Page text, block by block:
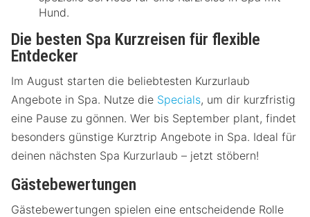
Hund.
Die besten Spa Kurzreisen für flexible
Entdecker
Im August starten die beliebtesten Kurzurlaub
Angebote in Spa. Nutze die Specials, um dir kurzfristig
eine Pause zu gönnen. Wer bis September plant, findet
besonders günstige Kurztrip Angebote in Spa. Ideal für
deinen nächsten Spa Kurzurlaub – jetzt stöbern!
Gästebewertungen
Gästebewertungen spielen eine entscheidende Rolle